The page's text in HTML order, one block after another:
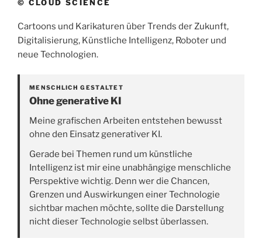
© CLOUD SCIENCE
Cartoons und Karikaturen über Trends der Zukunft,
Digitalisierung, Künstliche Intelligenz, Roboter und
neue Technologien.
MENSCHLICH GESTALTET
Ohne generative KI
Meine grafischen Arbeiten entstehen bewusst
ohne den Einsatz generativer KI.
Gerade bei Themen rund um künstliche
Intelligenz ist mir eine unabhängige menschliche
Perspektive wichtig. Denn wer die Chancen,
Grenzen und Auswirkungen einer Technologie
sichtbar machen möchte, sollte die Darstellung
nicht dieser Technologie selbst überlassen.